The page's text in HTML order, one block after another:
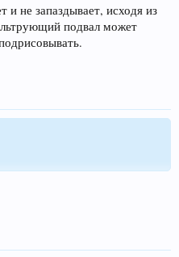
и не запаздывает, исходя из
подвал может